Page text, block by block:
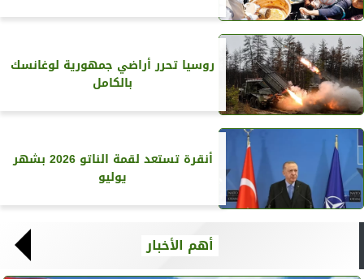
روسيا تحرر أراضي جمهورية لوغانسك
بالكامل
أنقرة تستعد لقمة الناتو 2026 بشهر
يوليو
أهم الأخبار